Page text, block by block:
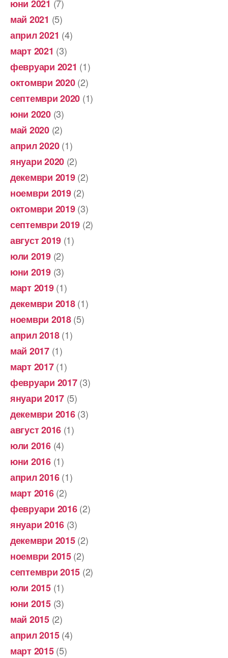
юни 2021 (7)
май 2021 (5)
април 2021 (4)
март 2021 (3)
февруари 2021 (1)
октомври 2020(2)
септември 2020 (1)
юни 2020(3)
май 2020(2)
април 2020(1)
януари 2020 (2)
декември 2019(2)
ноември 2019(2)
октомври 2019(3)
септември 2019 (2)
август 2019 (1)
юли 2019(2)
юни 2019(3)
март 2019(1)
декември 2018(1)
ноември 2018(5)
април 2018(1)
май 2017(1)
март 2017(1)
февруари 2017(3)
януари 2017 (5)
декември 2016(3)
август 2016 (1)
юли 2016(4)
юни 2016(1)
април 2016(1)
март 2016(2)
февруари 2016(2)
януари 2016 (3)
декември 2015(2)
ноември 2015(2)
септември 2015 (2)
юли 2015(1)
юни 2015(3)
май 2015(2)
април 2015(4)
март 2015(5)